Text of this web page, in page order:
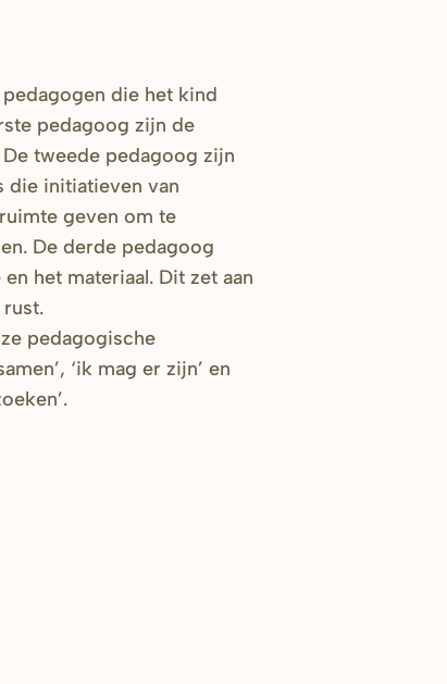
die het kind
pedagoog zijn de
tweede pedagoog zijn
die initiatieven van
geven om te
De derde pedagoog
het materiaal. Dit zet aan
pedagogische
‘ik mag er zijn’ en